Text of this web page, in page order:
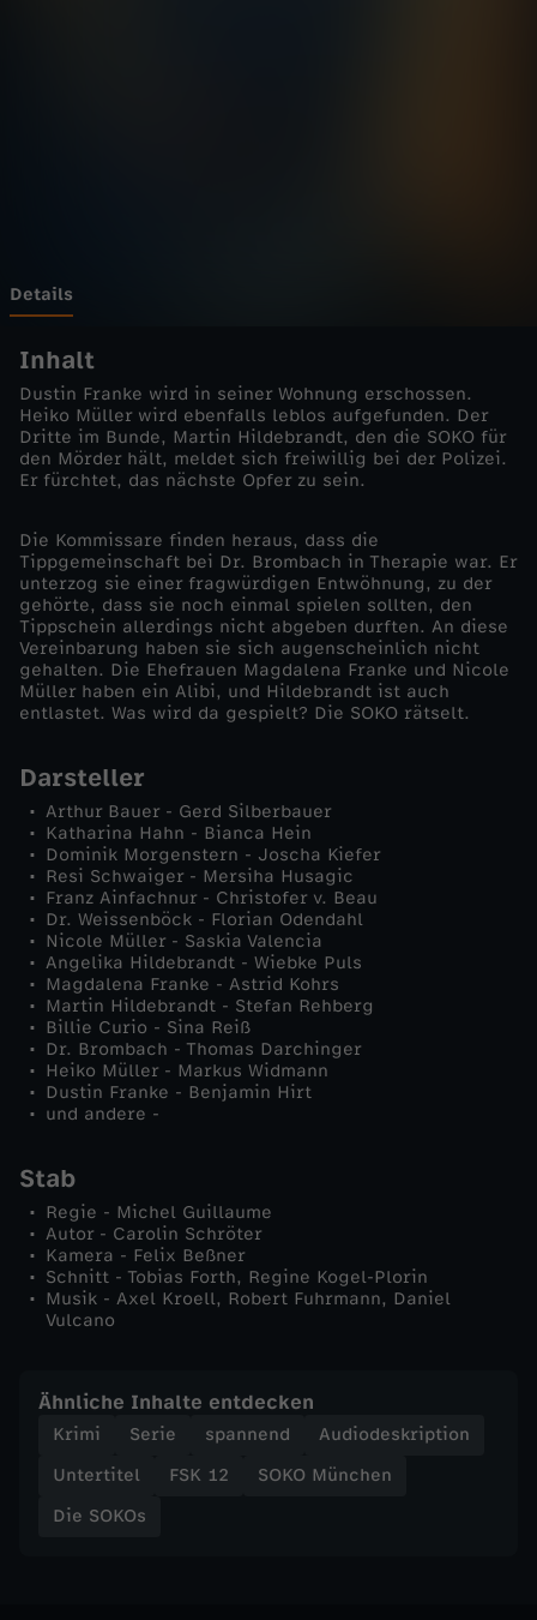
T
i
p
p
g
e
m
e
i
n
s
c
h
a
f
t
Details
Inhalt
Dustin Franke wird in seiner Wohnung erschossen.
Heiko Müller wird ebenfalls leblos aufgefunden. Der
Dritte im Bunde, Martin Hildebrandt, den die SOKO für
den Mörder hält, meldet sich freiwillig bei der Polizei.
Er fürchtet, das nächste Opfer zu sein.
Die Kommissare finden heraus, dass die
Tippgemeinschaft bei Dr. Brombach in Therapie war. Er
unterzog sie einer fragwürdigen Entwöhnung, zu der
gehörte, dass sie noch einmal spielen sollten, den
Tippschein allerdings nicht abgeben durften. An diese
Vereinbarung haben sie sich augenscheinlich nicht
gehalten. Die Ehefrauen Magdalena Franke und Nicole
Müller haben ein Alibi, und Hildebrandt ist auch
entlastet. Was wird da gespielt? Die SOKO rätselt.
Darsteller
Arthur Bauer - Gerd Silberbauer
Katharina Hahn - Bianca Hein
Dominik Morgenstern - Joscha Kiefer
Resi Schwaiger - Mersiha Husagic
Franz Ainfachnur - Christofer v. Beau
Dr. Weissenböck - Florian Odendahl
Nicole Müller - Saskia Valencia
Angelika Hildebrandt - Wiebke Puls
Magdalena Franke - Astrid Kohrs
Martin Hildebrandt - Stefan Rehberg
Billie Curio - Sina Reiß
Dr. Brombach - Thomas Darchinger
Heiko Müller - Markus Widmann
Dustin Franke - Benjamin Hirt
und andere -
Stab
Regie - Michel Guillaume
Autor - Carolin Schröter
Kamera - Felix Beßner
Schnitt - Tobias Forth, Regine Kogel-Plorin
Musik - Axel Kroell, Robert Fuhrmann, Daniel
Vulcano
Ähnliche Inhalte entdecken
Krimi Serie spannend
Audiodeskription
Untertitel
FSK 12
SOKO München
Die SOKOs